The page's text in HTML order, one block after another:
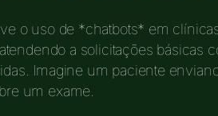
o uso de *chatbots* em
a solicitações básicas
Imagine um paciente
um exame.